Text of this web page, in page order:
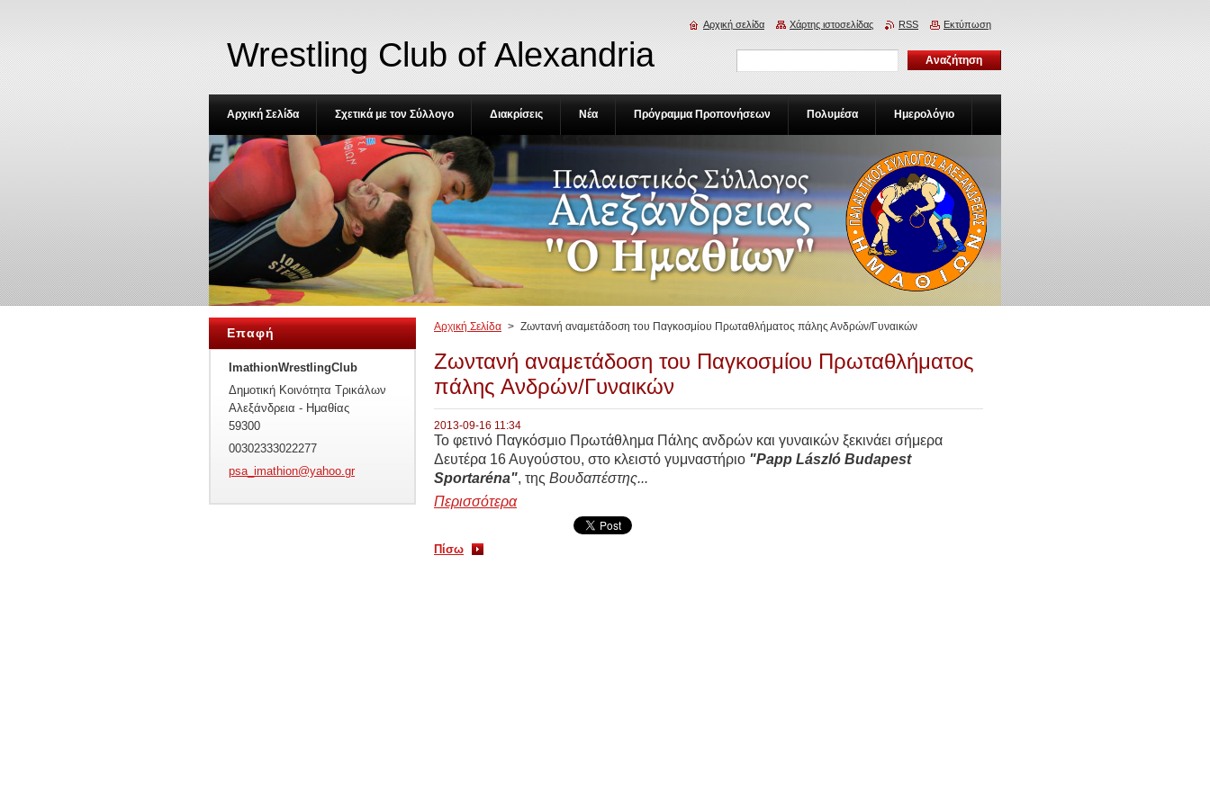
Wrestling Club of Alexandria
Αρχική Σελίδα > Ζωντανή αναμετάδοση του Παγκοσμίου Πρωταθλήματος πάλης Ανδρών/Γυναικών
Ζωντανή αναμετάδοση του Παγκοσμίου Πρωταθλήματος
πάλης Ανδρών/Γυναικών
2013-09-16 11:34
Το φετινό Παγκόσμιο Πρωτάθλημα Πάλης ανδρών και γυναικών ξεκινάει σήμερα
Δευτέρα 16 Αυγούστου, στο κλειστό γυμναστήριο "Papp László Budapest
Sportaréna", της Βουδαπέστης...
Περισσότερα
Πίσω
Επαφή
ImathionWrestlingClub
Δημοτική Κοινότητα Τρικάλων
Αλεξάνδρεια - Ημαθίας
59300
00302333022277
psa_imathion@yahoo.gr
Αρχική Σελίδα Σχετικά με τον Σύλλογο Διακρίσεις Νέα Πρόγραμμα Προπονήσεων Πολυμέσα Ημερολόγιο
Αρχική σελίδα Χάρτης ιστοσελίδας RSS Εκτύπωση